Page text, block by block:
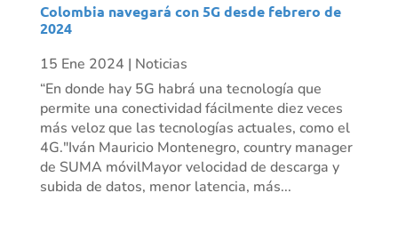
Colombia navegará con 5G desde febrero de
2024
15 Ene 2024 | Noticias
“En donde hay 5G habrá una tecnología que
permite una conectividad fácilmente diez veces
más veloz que las tecnologías actuales, como el
4G."Iván Mauricio Montenegro, country manager
de SUMA móvilMayor velocidad de descarga y
subida de datos, menor latencia, más...